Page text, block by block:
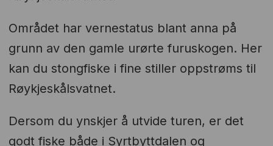
Området har vernestatus blant anna på
grunn av den gamle urørte furuskogen. Her
kan du stongfiske i fine stiller oppstrøms til
Røykjeskålsvatnet.
Dersom du ynskjer å utvide turen, er det
godt fiske både i Syrtbyttdalen og